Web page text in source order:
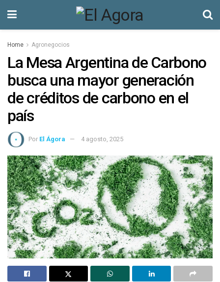
Home Agronegocios
La Mesa Argentina de Carbono
busca una mayor generación
de créditos de carbono en el
país
Por El Ágora 4 agosto, 2025